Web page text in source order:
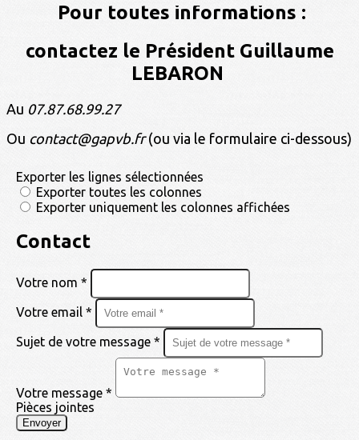
Pour toutes informations :
contactez le Président Guillaume
LEBARON
Au 07.87.68.99.27
Ou contact@gapvb.fr(ou via le formulaire ci-dessous)